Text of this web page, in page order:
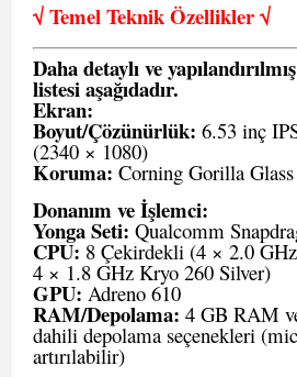
√ Temel Teknik Özellikler √
Daha detaylı ve
listesi aşağıdadır.
Ekran:
Boyut/Çözünürlük: 6.53 inç
(2340 × 1080)
Koruma: Corning Gorilla
Donanım ve İşlemci:
Yonga Seti: Qualcomm
CPU: 8 Çekirdekli (4 × 2.0
4 × 1.8 GHz Kryo 260 Silver)
GPU: Adreno 610
RAM/Depolama: 4 GB RAM
dahili depolama seçenekleri
artırılabilir)